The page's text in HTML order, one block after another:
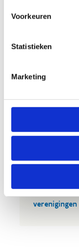
Voorkeuren
Statistieken
Marketing
Is
Daarnaast
met je
Ontdek
Ontdek de
verenigingen